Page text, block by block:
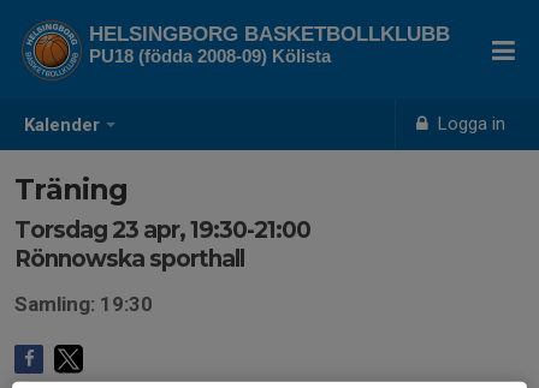
Kalender Logga in
HELSINGBORG BASKETBOLLKLUBB
PU18 (födda 2008-09) Kölista
Träning
Torsdag 23 apr, 19:30-21:00
Rönnowska sporthall
Samling: 19:30